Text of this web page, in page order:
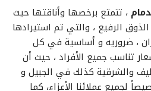
، تتمتع برخصها وأناقتها حيث
الرفيع ، والتي تم استيرادها
، ضروريه و أساسية في كل
تناسب جميع الأفراد ، حيث أن
والشرقية كذلك في الجبيل و
لجميع عملائنا الأعزاء، كما